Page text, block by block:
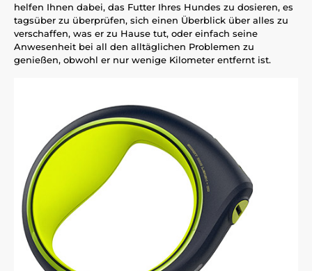
helfen Ihnen dabei, das Futter Ihres Hundes zu dosieren, es
tagsüber zu überprüfen, sich einen Überblick über alles zu
verschaffen, was er zu Hause tut, oder einfach seine
Anwesenheit bei all den alltäglichen Problemen zu
genießen, obwohl er nur wenige Kilometer entfernt ist.